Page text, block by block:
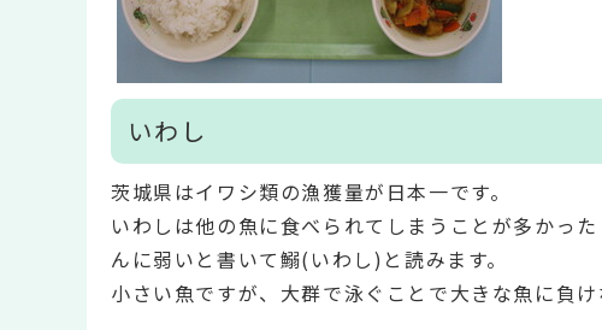
いわし
茨城県はイワシ類の漁獲量が日本一です。
いわしは他の魚に食べられてしまうことが多かっ
んに弱いと書いて鰯(いわし)と読みます。
小さい魚ですが、大群で泳ぐことで大きな魚に負け